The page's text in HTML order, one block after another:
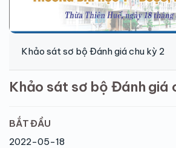
Khảo sát sơ bộ Đánh giá chu kỳ 2
Khảo sát sơ bộ Đánh giá
BẮT ĐẦU
2022-05-18